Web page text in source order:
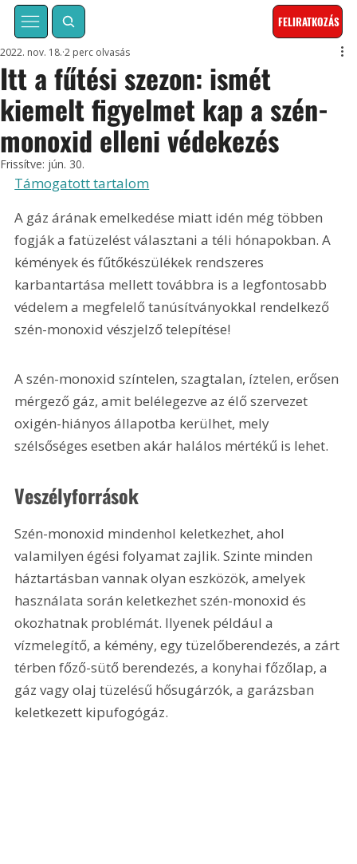
FELIRATKOZÁS
Itt a fűtési szezon: ismét
kiemelt figyelmet kap a szén-
monoxid elleni védekezés
2022. nov. 18. 2 perc olvasás
Frissítve: jún. 30.
Támogatott tartalom
A gáz árának emelkedése miatt idén még többen
fogják a fatüzelést választani a téli hónapokban. A
kémények és fűtőkészülékek rendszeres
karbantartása mellett továbbra is a legfontosabb
védelem a megfelelő tanúsítványokkal rendelkező
szén-monoxid vészjelző telepítése!
A szén-monoxid színtelen, szagtalan, íztelen, erősen
mérgező gáz, amit belélegezve az élő szervezet
oxigén-hiányos állapotba kerülhet, mely
szélsőséges esetben akár halálos mértékű is lehet.
Veszélyforrások
Szén-monoxid mindenhol keletkezhet, ahol
valamilyen égési folyamat zajlik. Szinte minden
háztartásban vannak olyan eszközök, amelyek
használata során keletkezhet szén-monoxid és
okozhatnak problémát. Ilyenek például a
vízmelegítő, a kémény, egy tüzelőberendezés, a zárt
térben főző-sütő berendezés, a konyhai főzőlap, a
gáz vagy olaj tüzelésű hősugárzók, a garázsban
keletkezett kipufogógáz.